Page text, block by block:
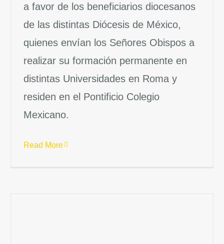
a favor de los beneficiarios diocesanos
de las distintas Diócesis de México,
quienes envían los Señores Obispos a
realizar su formación permanente en
distintas Universidades en Roma y
residen en el Pontificio Colegio
Mexicano.
Read More